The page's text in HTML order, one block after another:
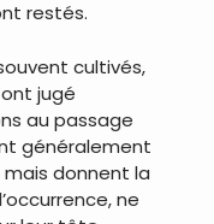
restés.
cultivés,
jugé
au passage
généralement
mais donnent la
ne